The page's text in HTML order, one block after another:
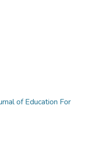
of Education For